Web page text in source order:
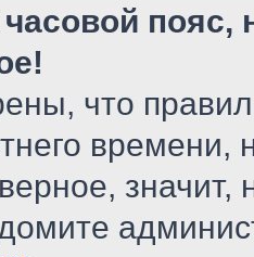
пояс,
что
значит,